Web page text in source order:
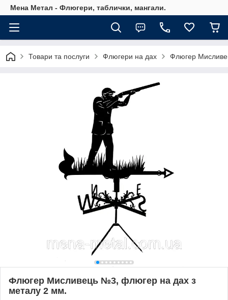
Мена Метал - Флюгери, таблички, мангали.
Товари та послуги Флюгери на дах Флюгер
Флюгер Мисливець №3, флюгер на дах з
металу 2 мм.